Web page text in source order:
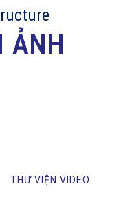
ẢNH
THƯ VIỆN VIDEO